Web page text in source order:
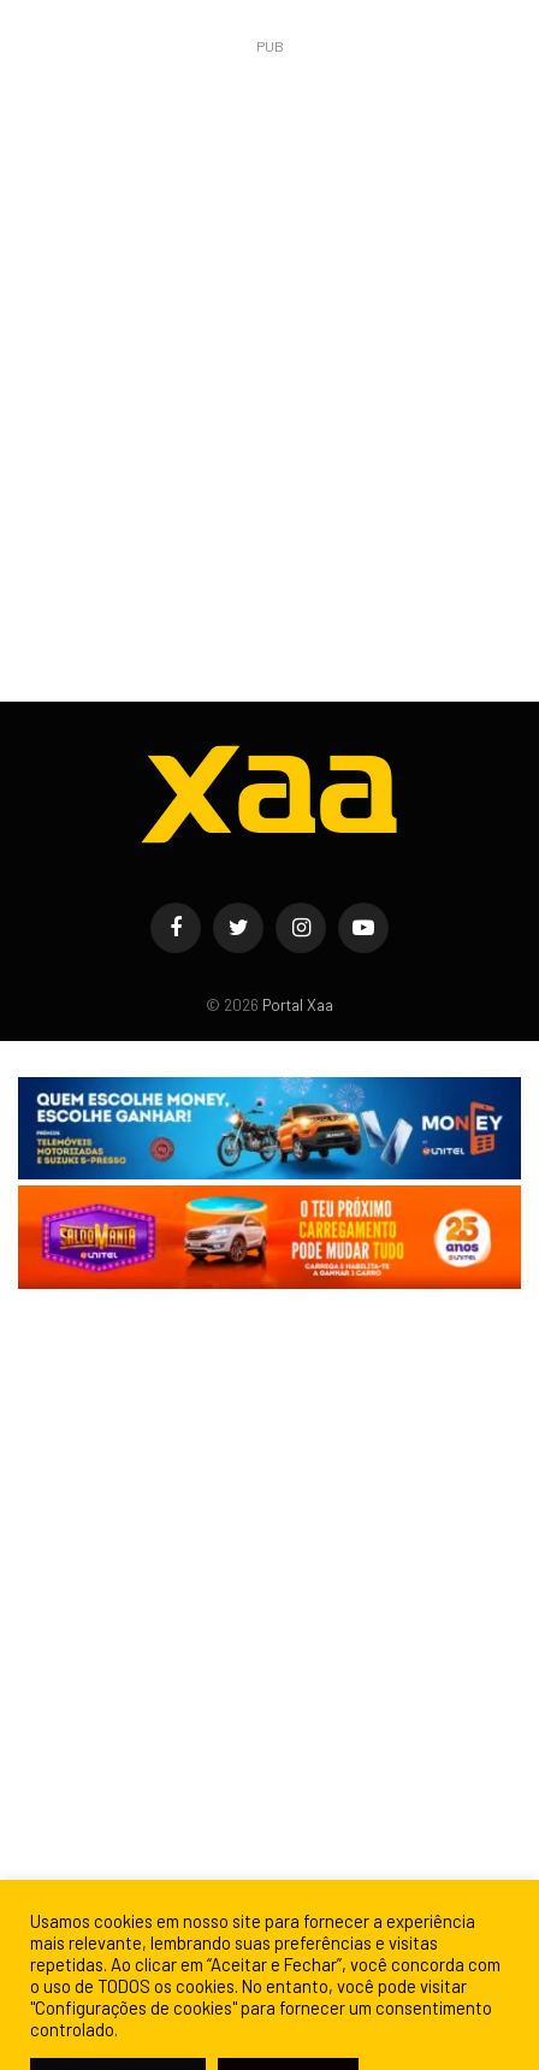
PUB
FacebookTwitter InstagramYouTube
© 2026 Portal Xaa
Usamos cookies em nosso site para fornecer a experiência
mais relevante, lembrando suas preferências e visitas
repetidas. Ao clicar em “Aceitar e Fechar”, você concorda com
o uso de TODOS os cookies. No entanto, você pode visitar
"Configurações de cookies" para fornecer um consentimento
controlado.